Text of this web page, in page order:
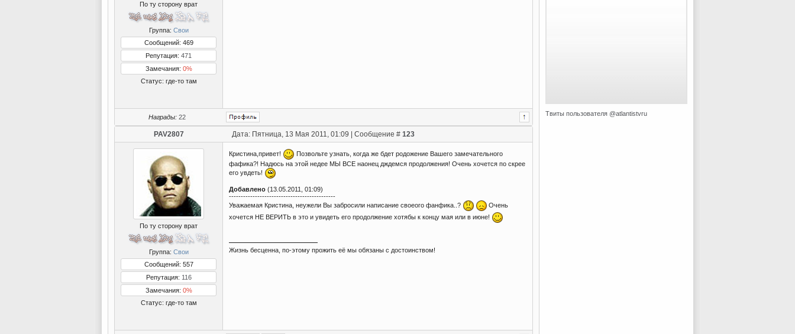
По ту сторону врат
Группа: Свои
Сообщений: 469
Репутация: 471
Замечания: 0%
Статус: где-то там
Награды: 22
PAV2807 Дата: Пятница, 13 Мая 2011, 01:09 | Сообщение # 123
По ту сторону врат
Группа: Свои
Сообщений: 557
Репутация: 116
Замечания: 0%
Статус: где-то там
Кристина,привет!
Позвольте узнать, когда же бдет родожение Вашего замечательного
фафика?! Надюсь на этой недее МЫ ВСЕ наонец дждемся продолжения! Очень хочется по скрее
его увдеть!
Добавлено (13.05.2011, 01:09)
---------------------------------------------
Уважаемая Кристина, неужели Вы забросили написание своеого фанфика..?
Очень
хочется НЕ ВЕРИТЬ в это и увидеть его продолжение хотябы к концу мая или в июне!
Жизнь бесценна, по-этому прожить её мы обязаны с достоинством!
Твиты пользователя @atlantistvru